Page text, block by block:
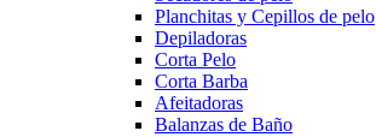
Planchitas y Cepillos de pelo
Depiladoras
Corta Pelo
Corta Barba
Afeitadoras
Balanzas de Baño